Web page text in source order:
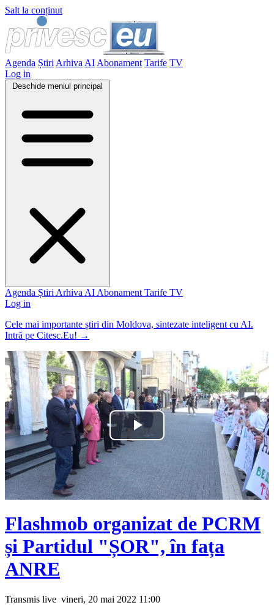
Salt la conținut
Agenda Știri Arhiva AI Abonament Tarife TV
Log in
Deschide meniul principal
Agenda Știri Arhiva AI Abonament Tarife TV
Log in
Cele mai importante știri din Moldova, sintezate inteligent cu AI.
Intră pe Citesc.Eu! →
Play
Video
Flashmob organizat de PCRM
și Partidul "ȘOR", în fața
ANRE
Transmis live vineri, 20 mai 2022 11:00